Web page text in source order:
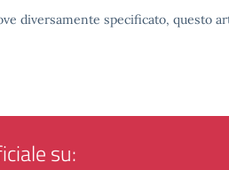
diversamente specificato, questo
su: